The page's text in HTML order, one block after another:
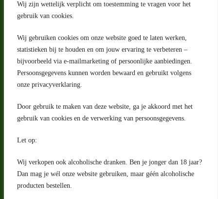
Wij zijn wettelijk verplicht om toestemming te vragen voor het
gebruik van cookies.
Wij gebruiken cookies om onze website goed te laten werken,
statistieken bij te houden en om jouw ervaring te verbeteren –
bijvoorbeeld via e-mailmarketing of persoonlijke aanbiedingen.
Persoonsgegevens kunnen worden bewaard en gebruikt volgens
onze privacyverklaring.
Door gebruik te maken van deze website, ga je akkoord met het
gebruik van cookies en de verwerking van persoonsgegevens.
Let op:
Wij verkopen ook alcoholische dranken. Ben je jonger dan 18 jaar?
Dan mag je wél onze website gebruiken, maar géén alcoholische
producten bestellen.
Adres
Riga 4 E
2993 LW Barendrecht
Nederland
Contact
klantenservice@portugeseproducten.nl
Facebook
Herroepingsrecht
Bij bezorging van alcoholhoudende dranken voert de bezorger